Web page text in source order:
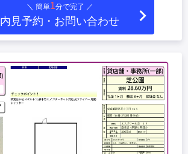
＼ 簡単1分で完了 ／
内見予約・お問い合わせ